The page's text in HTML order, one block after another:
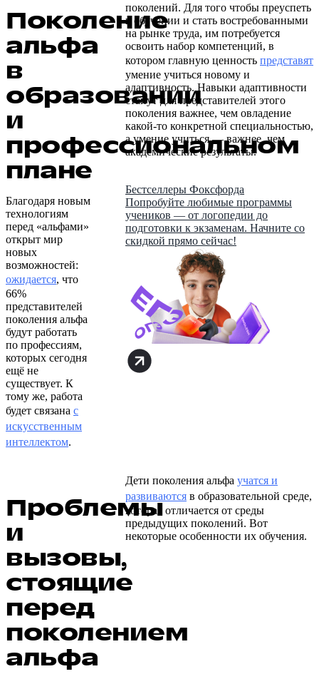
Поколение
альфа
в
образовании
и
профессиональном
плане
поколений. Для того чтобы преуспеть
в обучении и стать востребованными
на рынке труда, им потребуется
освоить набор компетенций, в
котором главную ценность представят
умение учиться новому и
адаптивность. Навыки адаптивности
станут для представителей этого
поколения важнее, чем овладение
какой-то конкретной специальностью,
а умение учиться — важнее, чем
академические результаты.
Благодаря новым
технологиям
перед «альфами»
открыт мир
новых
возможностей:
ожидается, что
66%
представителей
поколения альфа
будут работать
по профессиям,
которых сегодня
ещё не
существует. К
тому же, работа
будет связана с
искусственным
интеллектом.
Бестселлеры Фоксфорда
Попробуйте любимые программы
учеников — от логопедии до
подготовки к экзаменам. Начните со
скидкой прямо сейчас!
Проблемы
и
вызовы,
стоящие
перед
поколением
альфа
Дети поколения альфа учатся и
развиваются в образовательной среде,
которая отличается от среды
предыдущих поколений. Вот
некоторые особенности их обучения.